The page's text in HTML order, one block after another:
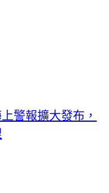
警報擴大發布，